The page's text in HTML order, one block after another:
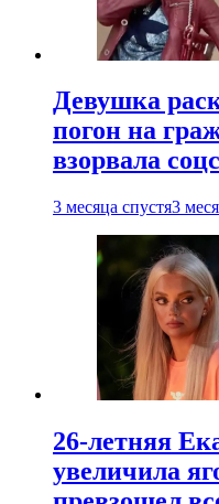
Девушка
погон на
взорвала
3 месяца спустя3
26-летняя
увеличила